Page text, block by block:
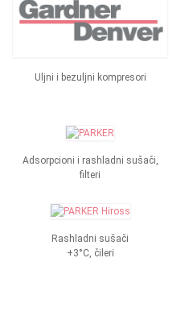
Uljni i bezuljni kompresori
Adsorpcioni i rashladni sušači,
filteri
Rashladni sušači
+3°C, čileri